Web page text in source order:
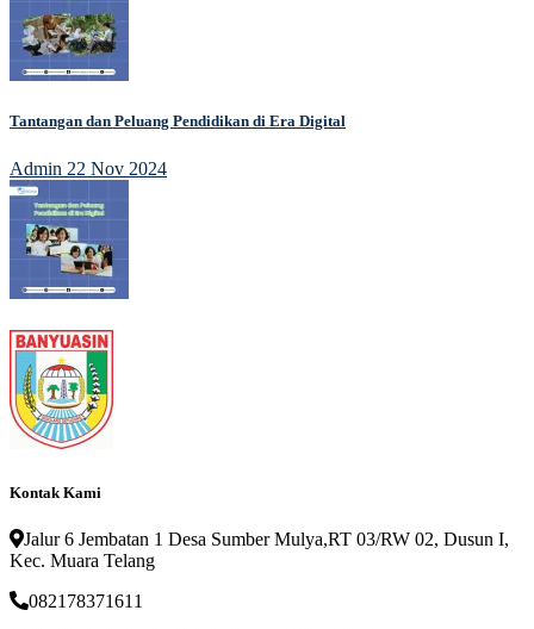
Tantangan dan Peluang Pendidikan di Era Digital
Admin 22 Nov 2024
Kontak Kami
Jalur 6 Jembatan 1 Desa Sumber Mulya,RT 03/RW 02, Dusun I,
Kec. Muara Telang
082178371611